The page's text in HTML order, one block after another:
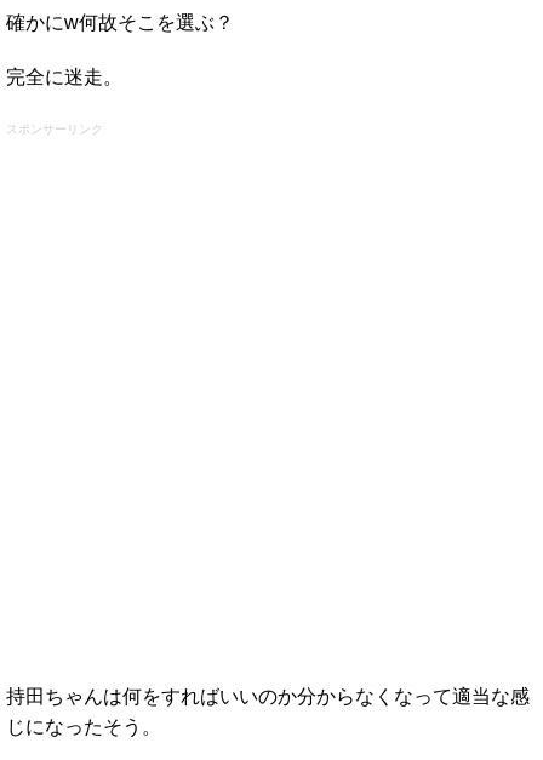
確かにw何故そこを選ぶ？
完全に迷走。
スポンサーリンク
持田ちゃんは何をすればいいのか分からなくなって適当な感
じになったそう。